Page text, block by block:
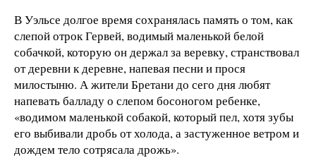
В Уэльсе долгое время сохранялась память о том, как
слепой отрок Гервей, водимый маленькой белой
собачкой, которую он держал за веревку, странствовал
от деревни к деревне, напевая песни и прося
милостыню. А жители Бретани до сего дня любят
напевать балладу о слепом босоногом ребенке,
«водимом маленькой собакой, который пел, хотя зубы
его выбивали дробь от холода, а застуженное ветром и
дождем тело сотрясала дрожь».